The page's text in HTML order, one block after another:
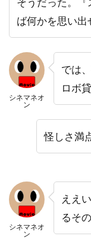
トニ・コレ
トニー・カ
トニー・ス
トニー・ビル
トニー・モ
トマ・ソリヴ
トム・アダム
トム・ギャロ
ば何かを思い出
シネマネオ
ン
では
ロボ
怪しさ満
シネマネオ
ン
ええ
るそ